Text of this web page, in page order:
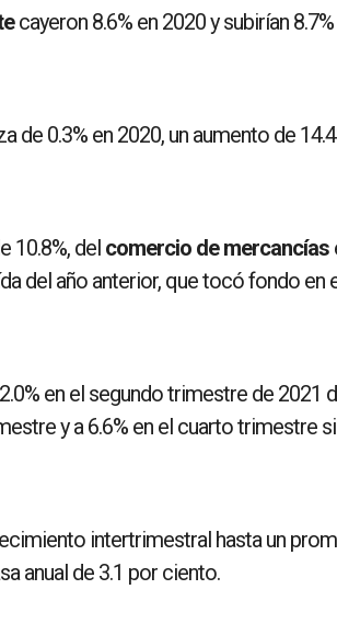
cayeron 8.6% en 2020 y subirían
de 0.3% en 2020, un aumento de
10.8%, del comercio de mercancías
del año anterior, que tocó fondo en
en el segundo trimestre de 2021
y a 6.6% en el cuarto trimestre
intertrimestral hasta un
anual de 3.1 por ciento.